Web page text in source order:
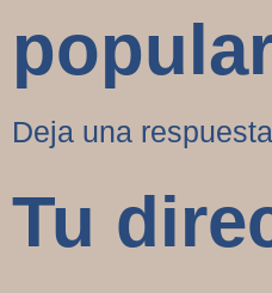
Deja una respuesta
Tu